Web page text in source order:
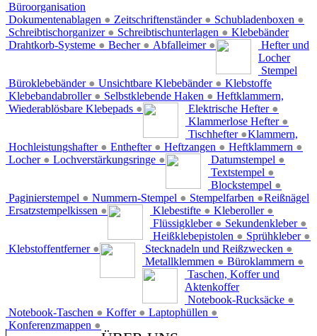
Büroorganisation
Dokumentenablagen ● Zeitschriftenständer ● Schubladenboxen ●
Schreibtischorganizer ● Schreibtischunterlagen ●
Drahtkorb-Systeme ● Becher ● Abfalleimer ●
Klebebänder
Büroklebebänder ● Unsichtbare Klebebänder ●
Klebebandabroller ● Selbstklebende Haken ●
Wiederablösbare Klebepads ●
Hefter und
Locher
Elektrische Hefter ●
Klammerlose Hefter ●
Tischhefter ●
Hochleistungshafter ● Enthefter ● Heftzangen ● Heftklammern ●
Locher ● Lochverstärkungsringe ●
Stempel
Datumstempel ●
Textstempel ●
Blockstempel ●
Paginierstempel ● Nummern-Stempel ● Stempelfarben ●
Ersatzstempelkissen ●
Klebstoffe
Klebestifte ● Kleberoller ●
Flüssigkleber ● Sekundenkleber ●
Heißklebepistolen ● Sprühkleber ●
Klebstoffentferner ●
Heftklammern,
Klammern,
Reißnägel
Stecknadeln und Reißzwecken ●
Metallklemmen ● Büroklammern ●
Taschen, Koffer und
Aktenkoffer
Notebook-Rucksäcke ●
Notebook-Taschen ● Koffer ● Laptophüllen ●
Konferenzmappen ●